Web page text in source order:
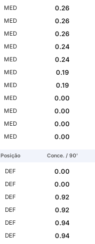
MED
0.26
MED
0.26
MED
0.26
MED
0.24
MED
0.24
MED
0.19
MED
0.19
MED
0.00
MED
0.00
MED
0.00
MED 0.00
Posição Conce. / 90'
DEF
0.00
DEF
0.00
DEF
0.92
DEF
0.92
DEF
0.94
DEF
0.94